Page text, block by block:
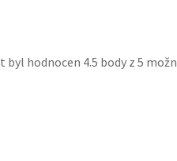
byl hodnocen 4.5 body z 5